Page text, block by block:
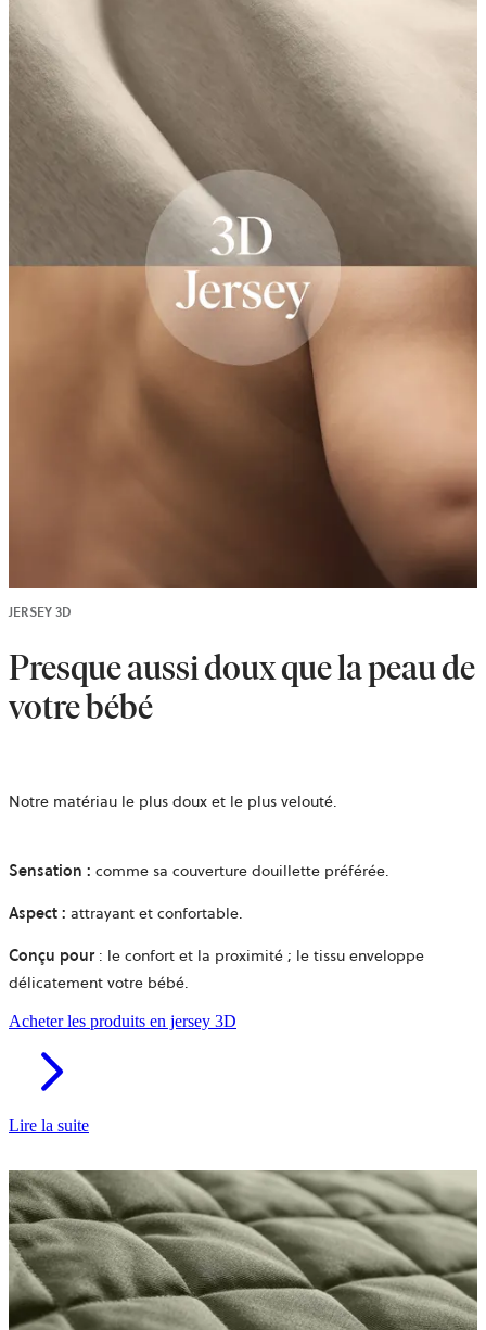
JERSEY 3D
Presque aussi doux que la peau de
votre bébé
Notre matériau le plus doux et le plus velouté.
Sensation : comme sa couverture douillette préférée.
Aspect : attrayant et confortable.
Conçu pour: le confort et la proximité ; le tissu enveloppe
délicatement votre bébé.
Acheter les produits en jersey 3D
Lire la suite